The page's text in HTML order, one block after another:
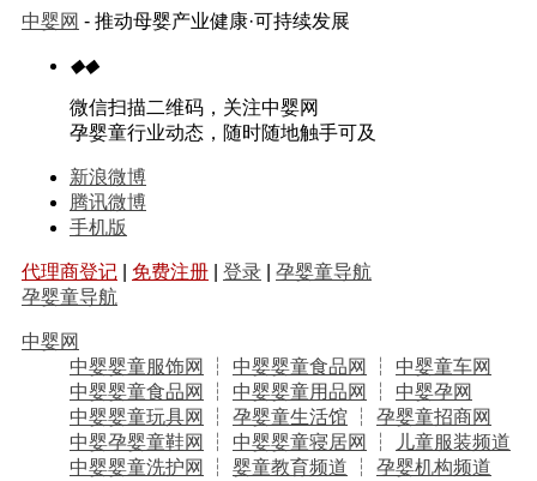
中婴网 - 推动母婴产业健康·可持续发展
◆◆
微信扫描二维码，关注中婴网
孕婴童行业动态，随时随地触手可及
新浪微博
腾讯微博
手机版
代理商登记 免费注册 登录
孕婴童导航
孕婴童导航
中婴网
中婴婴童服饰网
┆ 中婴婴童食品网 ┆ 中婴童车网
中婴婴童食品网
┆ 中婴婴童用品网 ┆ 中婴孕网
中婴婴童玩具网
┆ 孕婴童生活馆 ┆ 孕婴童招商网
中婴孕婴童鞋网
┆ 中婴婴童寝居网 ┆
儿童服装频道
中婴婴童洗护网
┆ 婴童教育频道 ┆ 孕婴机构频道